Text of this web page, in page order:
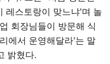
레스토랑이 맞느냐'며 놀
회장님들이 방문해 식
에서 운영해달라'는 말
밝혔다.